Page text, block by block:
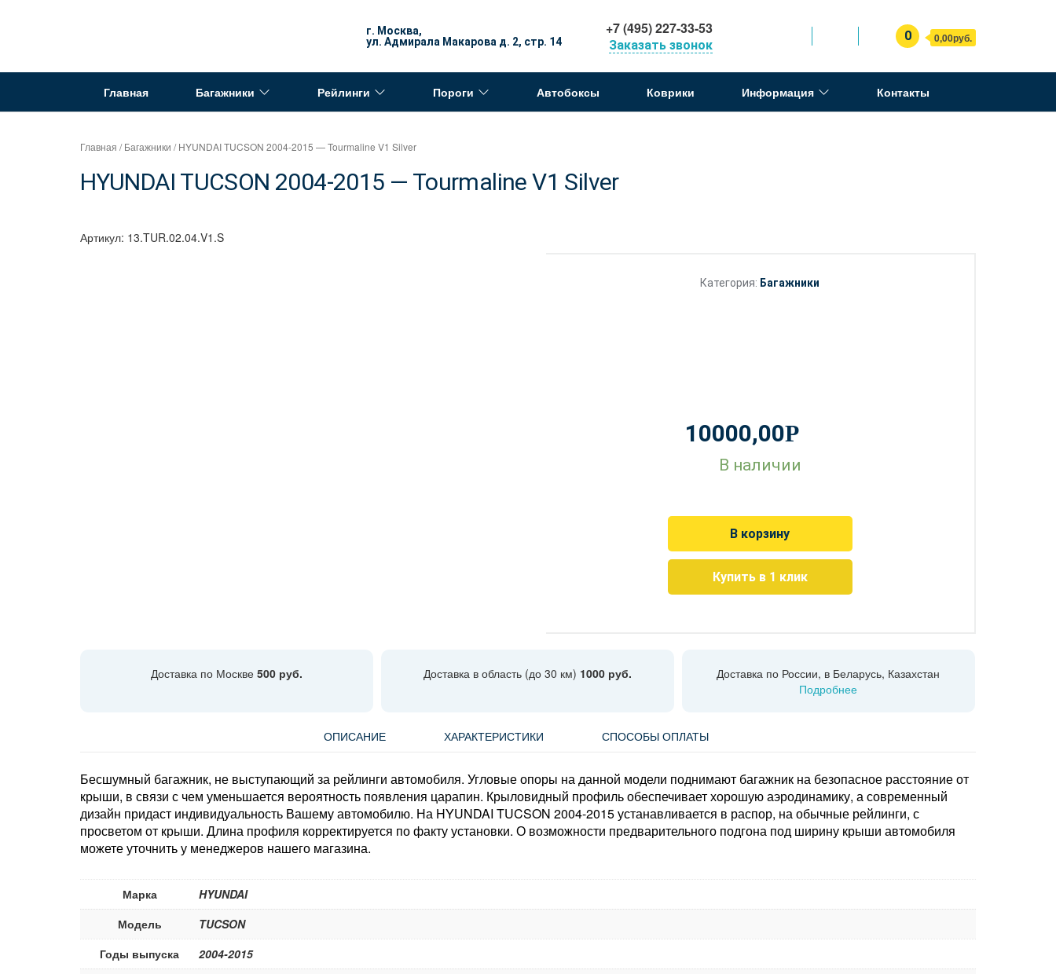
магазин
"Can
Auto"
г. Москва,
ул. Адмирала Макарова д. 2, стр. 14
+7 (495) 227-33-53
Заказать звонок
0 0,00руб.
Главная Багажники Рейлинги Пороги Автобоксы Коврики Информация Контакты
Главная /Багажники / HYUNDAI TUCSON 2004-2015 — Tourmaline V1 Silver
HYUNDAI TUCSON 2004-2015 — Tourmaline V1 Silver
Артикул: 13.TUR.02.04.V1.S
Категория: Багажники
10000,00Р
В наличии
В корзину
Купить в 1 клик
Доставка по Москве 500 руб. Доставка в область (до 30 км) 1000 руб.
Доставка по России, в Беларусь, Казахстан
Подробнее
ОПИСАНИЕ ХАРАКТЕРИСТИКИ СПОСОБЫ ОПЛАТЫ
Бесшумный багажник, не выступающий за рейлинги автомобиля. Угловые опоры на данной модели поднимают багажник на безопасное расстояние от
крыши, в связи с чем уменьшается вероятность появления царапин. Крыловидный профиль обеспечивает хорошую аэродинамику, а современный
дизайн придаст индивидуальность Вашему автомобилю. На HYUNDAI TUCSON 2004-2015 устанавливается в распор, на обычные рейлинги, с
просветом от крыши. Длина профиля корректируется по факту установки. О возможности предварительного подгона под ширину крыши автомобиля
можете уточнить у менеджеров нашего магазина.
Марка
HYUNDAI
Модель
TUCSON
Годы выпуска
2004-2015